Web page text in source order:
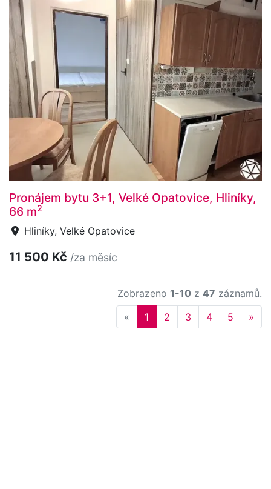
Pronájem bytu 3+1, Velké Opatovice, Hliníky,
66 m2
Hliníky, Velké Opatovice
11 500 Kč /za měsíc
Zobrazeno 1-10 z 47 záznamů.
« Previous
1 2 3 4 5 »